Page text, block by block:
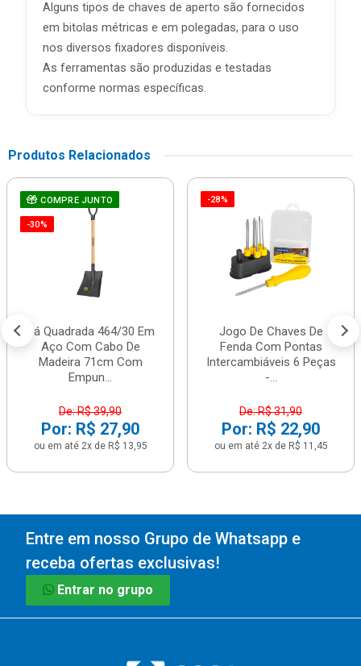
Alguns tipos de chaves de aperto são fornecidos
em bitolas métricas e em polegadas, para o uso
nos diversos fixadores disponíveis.
As ferramentas são produzidas e testadas
conforme normas específicas.
Produtos Relacionados
COMPRE JUNTO
-30%
Pá Quadrada 464/30 Em
Aço Com Cabo De
Madeira 71cm Com
Empun...
De: R$ 39,90
Por: R$ 27,90
ou em até 2x de R$ 13,95
-28%
Jogo De Chaves De
Fenda Com Pontas
Intercambiáveis 6 Peças
-...
De: R$ 31,90
Por: R$ 22,90
ou em até 2x de R$ 11,45
Entre em nosso Grupo de Whatsapp e
receba ofertas exclusivas!
Entrar no grupo